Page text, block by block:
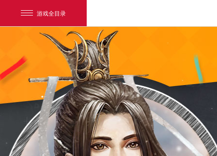
游戏全目录
网易游戏
游戏爱好者